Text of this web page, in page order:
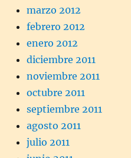
marzo 2012
febrero 2012
enero 2012
diciembre 2011
noviembre 2011
octubre 2011
septiembre 2011
agosto 2011
julio 2011